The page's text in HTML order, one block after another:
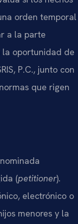
orden temporal
a la parte
la oportunidad de
P.C., junto con
que rigen
(petitioner).
electrónico o
menores y la